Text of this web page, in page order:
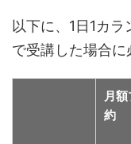
以下に、1日1カ
で受講した場合に
月
約